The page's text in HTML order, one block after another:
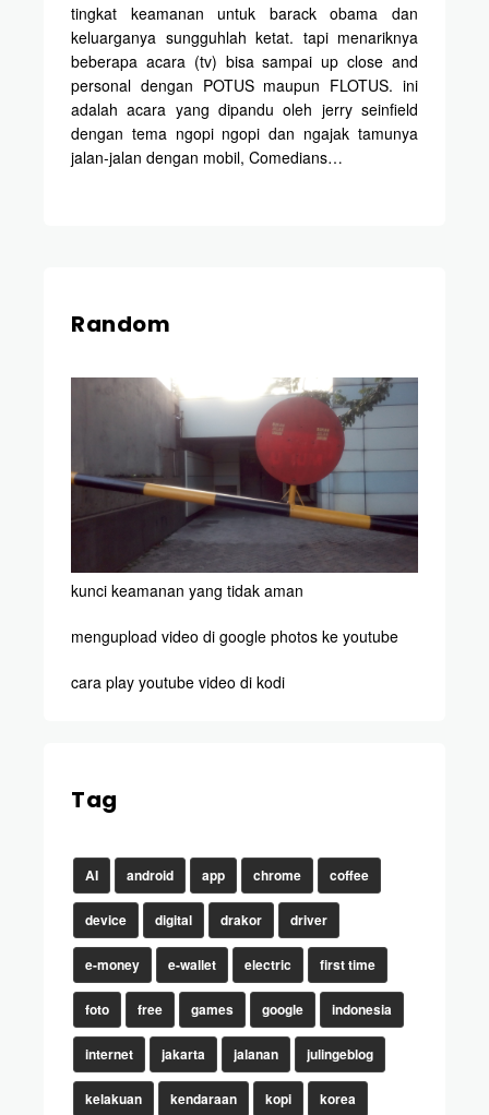
tingkat keamanan untuk barack obama dan
keluarganya sungguhlah ketat. tapi menariknya
beberapa acara (tv) bisa sampai up close and
personal dengan POTUS maupun FLOTUS. ini
adalah acara yang dipandu oleh jerry seinfield
dengan tema ngopi ngopi dan ngajak tamunya
jalan-jalan dengan mobil, Comedians…
Random
kunci keamanan yang tidak aman
mengupload video di google photos ke youtube
cara play youtube video di kodi
Tag
AI android app chrome coffee
device digital drakor driver
e-money e-wallet electric first time
foto free games google indonesia
internet jakarta jalanan julingeblog
kelakuan kendaraan kopi korea